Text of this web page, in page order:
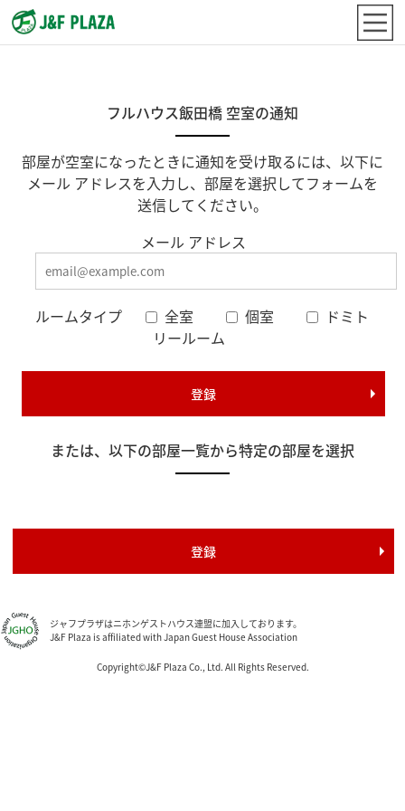
フルハウス飯田橋 空室の通知
部屋が空室になったときに通知を受け取るには、以下に
メール アドレスを入力し、部屋を選択してフォームを
送信してください。
メール アドレス
ルームタイプ 全室 個室
ドミト
リールーム
または、以下の部屋一覧から特定の部屋を選択
ジャフプラザはニホンゲストハウス連盟に加入しております。
J&F Plaza is affiliated with Japan Guest House Association
Copyright©J&F Plaza Co., Ltd. All Rights Reserved.